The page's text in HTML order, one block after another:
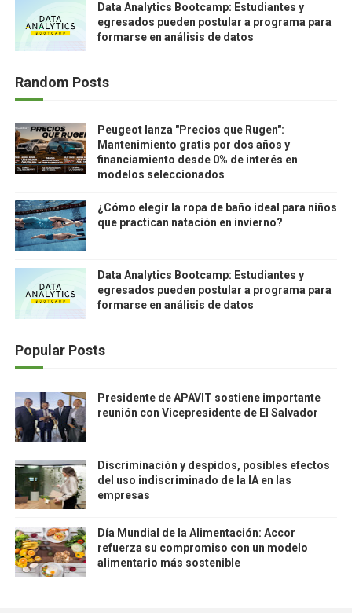
Data Analytics Bootcamp: Estudiantes y
egresados pueden postular a programa para
formarse en análisis de datos
Random Posts
Peugeot lanza "Precios que Rugen":
Mantenimiento gratis por dos años y
financiamiento desde 0% de interés en
modelos seleccionados
¿Cómo elegir la ropa de baño ideal para niños
que practican natación en invierno?
Data Analytics Bootcamp: Estudiantes y
egresados pueden postular a programa para
formarse en análisis de datos
Popular Posts
Presidente de APAVIT sostiene importante
reunión con Vicepresidente de El Salvador
Discriminación y despidos, posibles efectos
del uso indiscriminado de la IA en las
empresas
Día Mundial de la Alimentación: Accor
refuerza su compromiso con un modelo
alimentario más sostenible